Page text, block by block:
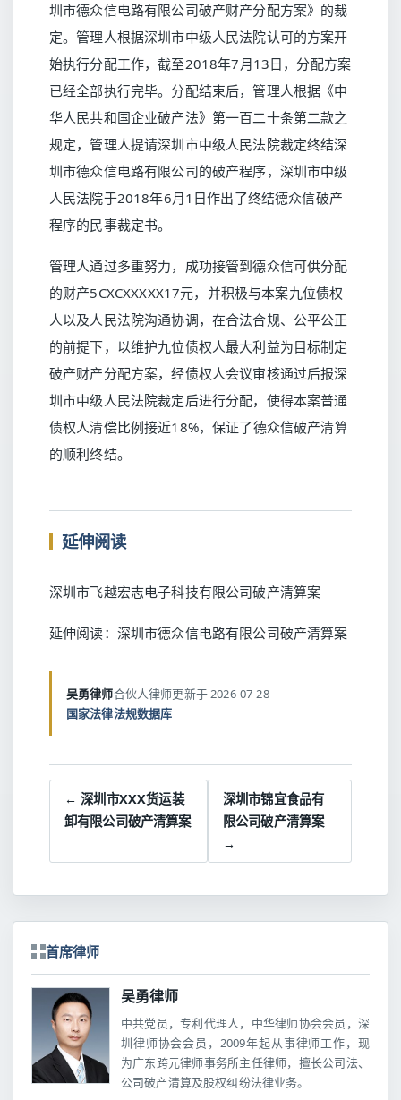
圳市德众信电路有限公司破产财产分配方案》的裁
定。管理人根据深圳市中级人民法院认可的方案开
始执行分配工作，截至2018年7月13日，分配方案
已经全部执行完毕。分配结束后，管理人根据《中
华人民共和国企业破产法》第一百二十条第二款之
规定，管理人提请深圳市中级人民法院裁定终结深
圳市德众信电路有限公司的破产程序，深圳市中级
人民法院于2018年6月1日作出了终结德众信破产
程序的民事裁定书。
管理人通过多重努力，成功接管到德众信可供分配
的财产5CXCXXXXX17元，并积极与本案九位债权
人以及人民法院沟通协调，在合法合规、公平公正
的前提下，以维护九位债权人最大利益为目标制定
破产财产分配方案，经债权人会议审核通过后报深
圳市中级人民法院裁定后进行分配，使得本案普通
债权人清偿比例接近18%，保证了德众信破产清算
的顺利终结。
延伸阅读
深圳市飞越宏志电子科技有限公司破产清算案
延伸阅读： 深圳市德众信电路有限公司破产清算案
吴勇律师合伙人律师更新于 2026-07-28
国家法律法规数据库
← 深圳市XXX货运装
卸有限公司破产清算案
深圳市锦宜食品有
限公司破产清算案
→
首席律师
吴勇律师
中共党员，专利代理人，中华律师协会会员，深
圳律师协会会员，2009年起从事律师工作，现
为广东跨元律师事务所主任律师，擅长公司法、
公司破产清算及股权纠纷法律业务。